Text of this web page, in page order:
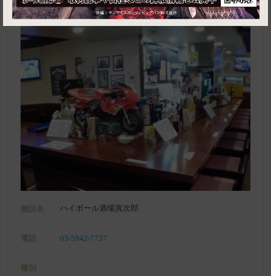
施設名 ハイボール酒場寅次郎
電話 03-5942-7737
種別